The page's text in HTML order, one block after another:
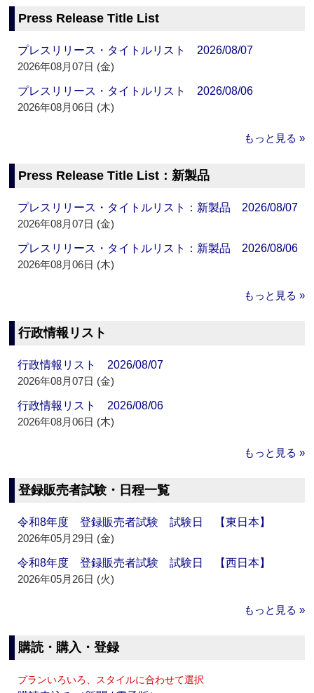
Press Release Title List
プレスリリース・タイトルリスト 2026/08/07
2026年08月07日 (金)
プレスリリース・タイトルリスト 2026/08/06
2026年08月06日 (木)
もっと見る »
Press Release Title List：新製品
プレスリリース・タイトルリスト：新製品 2026/08/07
2026年08月07日 (金)
プレスリリース・タイトルリスト：新製品 2026/08/06
2026年08月06日 (木)
もっと見る »
行政情報リスト
行政情報リスト 2026/08/07
2026年08月07日 (金)
行政情報リスト 2026/08/06
2026年08月06日 (木)
もっと見る »
登録販売者試験・日程一覧
令和8年度 登録販売者試験 試験日 【東日本】
2026年05月29日 (金)
令和8年度 登録販売者試験 試験日 【西日本】
2026年05月26日 (火)
もっと見る »
購読・購入・登録
プランいろいろ、スタイルに合わせて選択